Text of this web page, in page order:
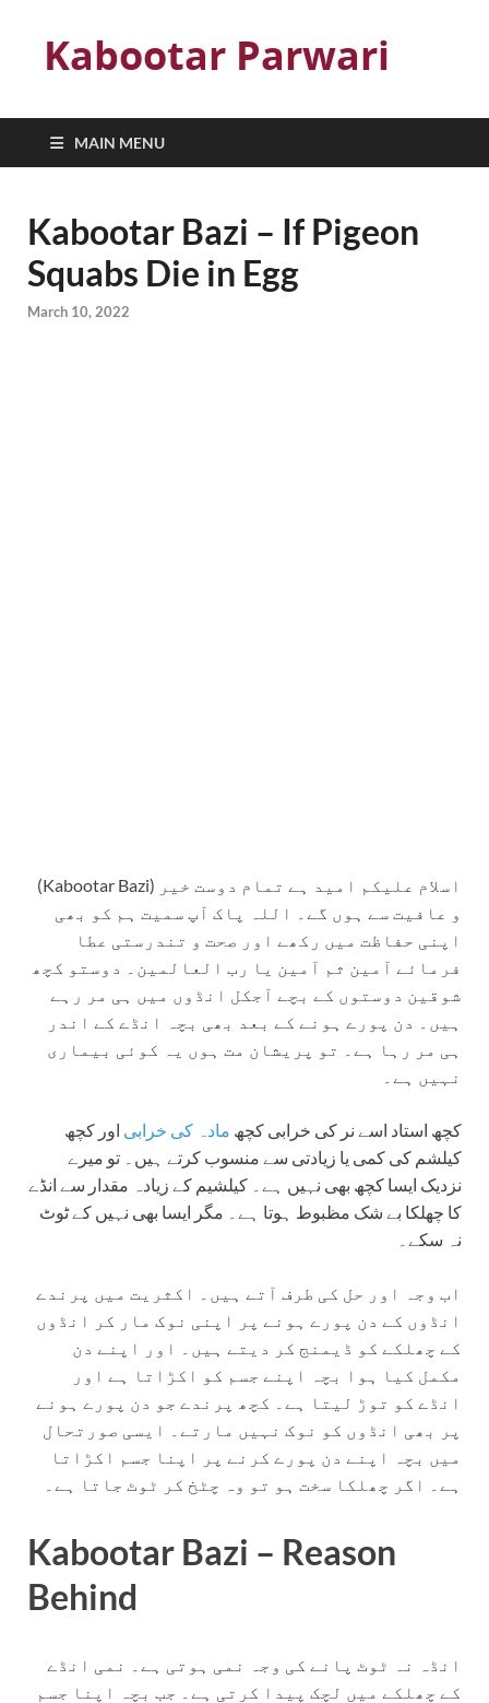
Kabootar Parwari
MAIN MENU
Kabootar Bazi – If Pigeon
Squabs Die in Egg
March 10, 2022
(Kabootar Bazi) اسلام علیکم امید ہے تمام دوست خیر
و عافیت سے ہوں گے۔ اللہ پاک آپ سمیت ہم کو بھی
اپنی حفاظت میں رکھے اور صحت و تندرستی عطا
فرمائے آمین ثم آمین یا رب العالمین۔ دوستو کچھ
شوقین دوستوں کے بچے آجکل انڈوں میں ہی مر رہے
ہیں۔ دن پورے ہونے کے بعد بھی بچہ انڈے کے اندر
ہی مر رہا ہے۔ تو پریشان مت ہوں یہ کوئی بیماری
نہیں ہے۔
کچھ استاد اسے نر کی خرابی کچھ مادہ کی خرابی اور کچھ
کیلشم کی کمی یا زیادتی سے منسوب کرتے ہیں۔ تو میرے
نزدیک ایسا کچھ بھی نہیں ہے۔ کیلشیم کے زیادہ مقدار سے انڈے
کا چھلکا بے شک مظبوط ہوتا ہے۔ مگر ایسا بھی نہیں کے ٹوٹ
نہ سکے۔
اب وجہ اور حل کی طرف آتے ہیں۔ اکثریت میں پرندے
انڈوں کے دن پورے ہونے پر اپنی نوک مار کر انڈوں
کے چھلکے کو ڈیمنج کر دیتے ہیں۔ اور اپنے دن
مکمل کیا ہوا بچہ اپنے جسم کو اکڑاتا ہے اور
انڈے کو توڑ لیتا ہے۔ کچھ پرندے جو دن پورے ہونے
پر بھی انڈوں کو نوک نہیں مارتے۔ ایسی صورتحال
میں بچہ اپنے دن پورے کرنے پر اپنا جسم اکڑاتا
ہے۔ اگر چھلکا سخت ہو تو وہ چٹخ کر ٹوٹ جاتا ہے۔
Kabootar Bazi – Reason
Behind
انڈہ نہ ٹوٹ پانے کی وجہ نمی ہوتی ہے۔ نمی انڈے
کے چھلکے میں لچک پیدا کرتی ہے۔ جب بچہ اپنا جسم